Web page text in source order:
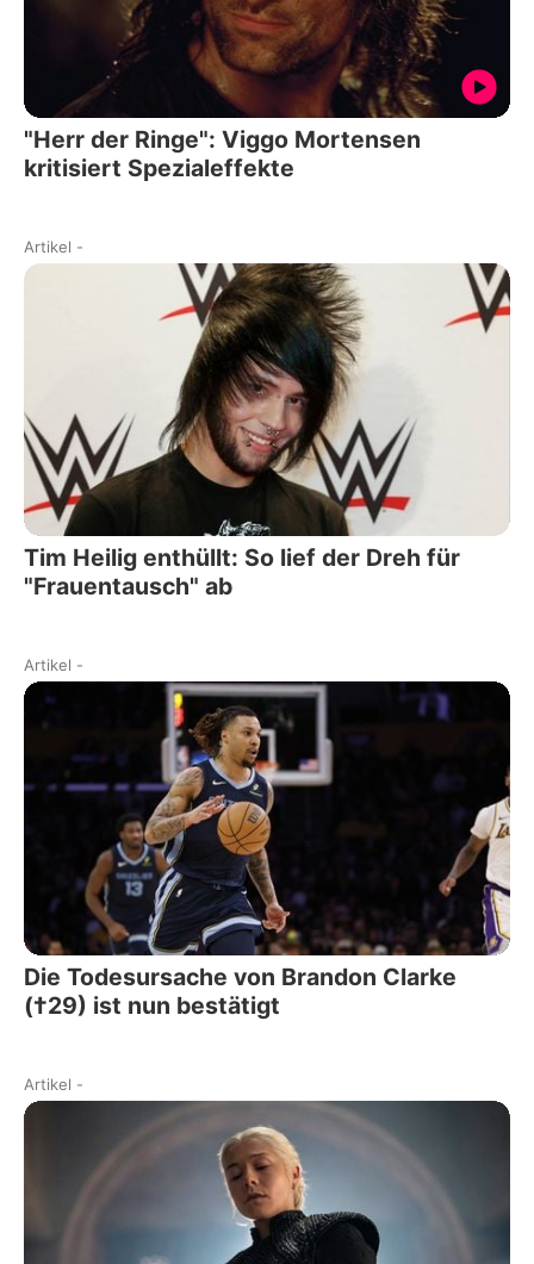
"Herr der Ringe": Viggo Mortensen
kritisiert Spezialeffekte
Artikel -
Tim Heilig enthüllt: So lief der Dreh für
"Frauentausch" ab
Artikel -
Die Todesursache von Brandon Clarke
(†29) ist nun bestätigt
Artikel -